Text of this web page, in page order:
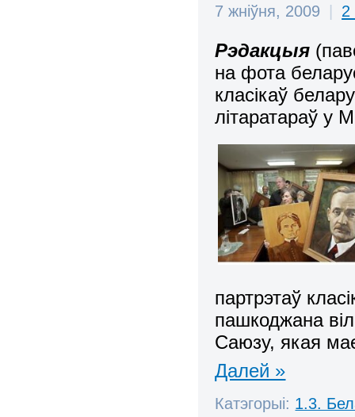
7 жніўня, 2009 2
Рэдакцыя
на фота
класікаў
літаратараў у
партрэтаў
пашкоджана
Саюзу, якая
Далей »
Катэгорыі: 1.3.